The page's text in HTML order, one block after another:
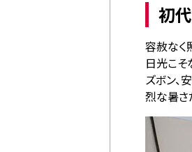
初
容赦なく
日光こ
ズボン、
烈な暑さ